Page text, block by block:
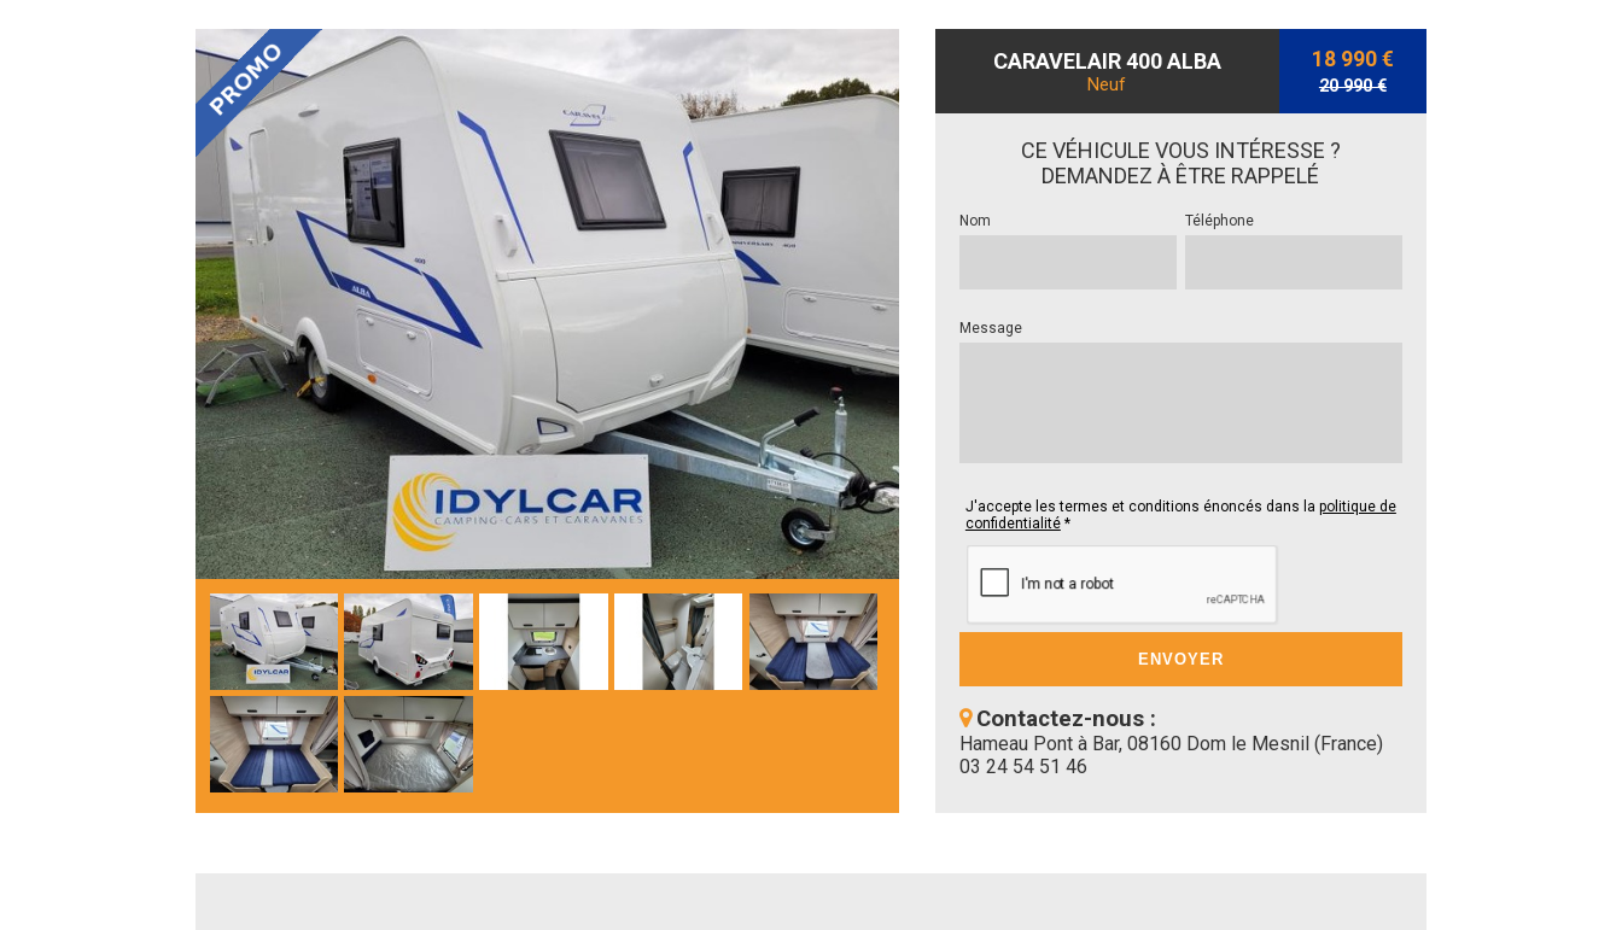
CARAVELAIR 400 ALBA
Neuf
18 990 €
20 990 €
CE VÉHICULE VOUS INTÉRESSE ?
DEMANDEZ À ÊTRE RAPPELÉ
J'accepte les termes et conditions énoncés dans la politique de
confidentialité*
Contactez-nous :
Hameau Pont à Bar, 08160 Dom le Mesnil (France)
03 24 54 51 46